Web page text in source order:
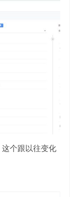
个跟以往变化